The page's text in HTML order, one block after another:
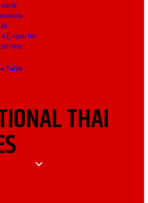
carte
a Emporter
vins
Table
THAI